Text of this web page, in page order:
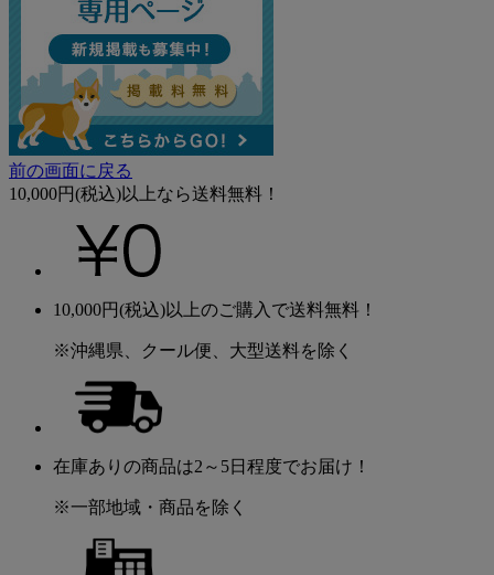
前の画面に戻る
10,000円(税込)以上なら送料無料！
10,000円(税込)以上のご購入で送料無料！
※沖縄県、クール便、大型送料を除く
在庫ありの商品は2～5日程度でお届け！
※一部地域・商品を除く